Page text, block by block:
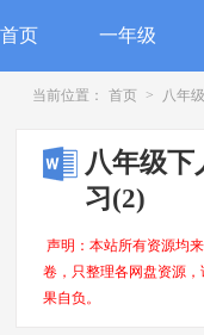
首页 一年级
当前位置： 首页 > 八年级
八年级下
习(2)
声明：本站所有资源均
卷，只整理各网盘资源
果自负。